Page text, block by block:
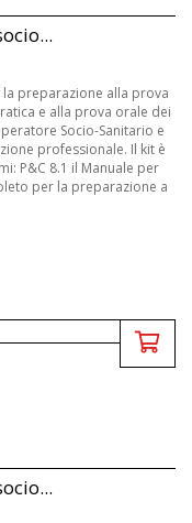
preparazione alla prova
e alla prova orale dei
Socio-Sanitario e
professionale. Il kit è
P&C 8.1 il Manuale per
per la preparazione a